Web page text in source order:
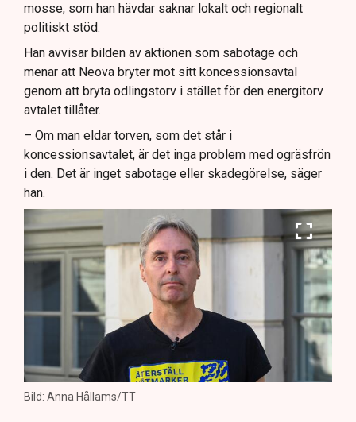
mosse, som han hävdar saknar lokalt och regionalt
politiskt stöd.
Han avvisar bilden av aktionen som sabotage och
menar att Neova bryter mot sitt koncessionsavtal
genom att bryta odlingstorv i stället för den energitorv
avtalet tillåter.
– Om man eldar torven, som det står i
koncessionsavtalet, är det inga problem med ogräsfrön
i den. Det är inget sabotage eller skadegörelse, säger
han.
Bild: Anna Hållams/TT